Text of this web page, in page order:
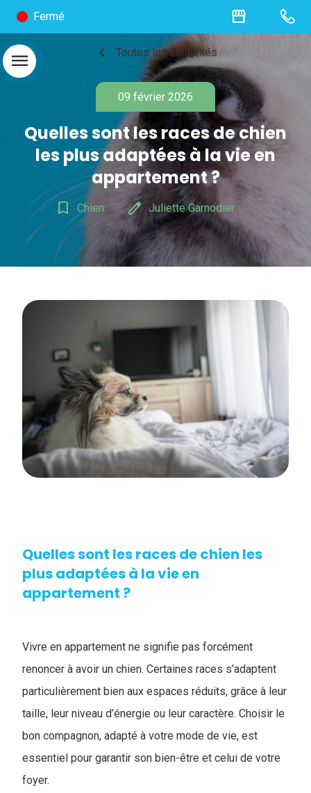
Fermé storefront
menu chevron_left Toutes les actualités
09 février 2026
Quelles sont les races de chien
les plus adaptées à la vie en
appartement ?
bookmark_border Chien edit Juliette Garnodier
Quelles sont les races de chien les
plus adaptées à la vie en
appartement ?
Vivre en appartement ne signifie pas forcément
renoncer à avoir un chien. Certaines races s’adaptent
particulièrement bien aux espaces réduits, grâce à leur
taille, leur niveau d’énergie ou leur caractère. Choisir le
bon compagnon, adapté à votre mode de vie, est
essentiel pour garantir son bien-être et celui de votre
foyer.